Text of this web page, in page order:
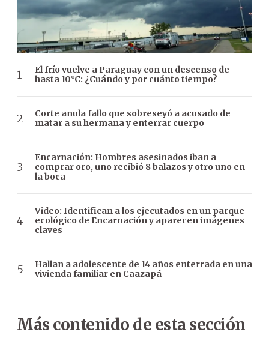
El frío vuelve a Paraguay con un descenso de
hasta 10°C: ¿Cuándo y por cuánto tiempo?
Corte anula fallo que sobreseyó a acusado de
matar a su hermana y enterrar cuerpo
Encarnación: Hombres asesinados iban a
comprar oro, uno recibió 8 balazos y otro uno en
la boca
Video: Identifican a los ejecutados en un parque
ecológico de Encarnación y aparecen imágenes
claves
Hallan a adolescente de 14 años enterrada en una
vivienda familiar en Caazapá
Más contenido de esta sección